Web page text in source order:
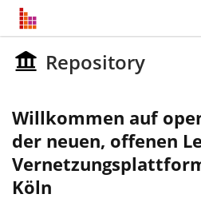
Repository
Willkommen auf
der neuen, offenen
Köln